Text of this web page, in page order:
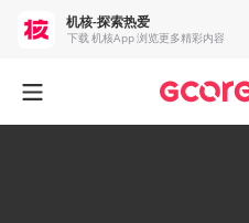
机核-探索热爱
下载 机核App 浏览更多精彩内容